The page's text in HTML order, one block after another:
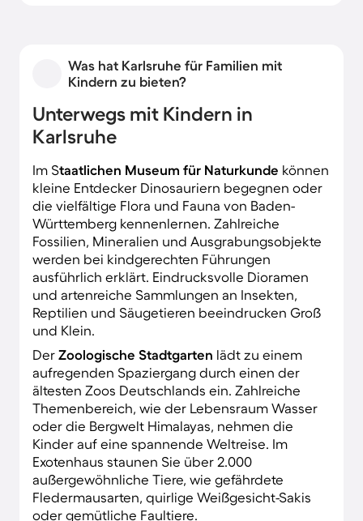
Was hat Karlsruhe für Familien mit
Kindern zu bieten?
Unterwegs mit Kindern in
Karlsruhe
Im Staatlichen Museum für Naturkunde können
kleine Entdecker Dinosauriern begegnen oder
die vielfältige Flora und Fauna von Baden-
Württemberg kennenlernen. Zahlreiche
Fossilien, Mineralien und Ausgrabungsobjekte
werden bei kindgerechten Führungen
ausführlich erklärt. Eindrucksvolle Dioramen
und artenreiche Sammlungen an Insekten,
Reptilien und Säugetieren beeindrucken Groß
und Klein.
Der Zoologische Stadtgarten lädt zu einem
aufregenden Spaziergang durch einen der
ältesten Zoos Deutschlands ein. Zahlreiche
Themenbereich, wie der Lebensraum Wasser
oder die Bergwelt Himalayas, nehmen die
Kinder auf eine spannende Weltreise. Im
Exotenhaus staunen Sie über 2.000
außergewöhnliche Tiere, wie gefährdete
Fledermausarten, quirlige Weißgesicht-Sakis
oder gemütliche Faultiere.